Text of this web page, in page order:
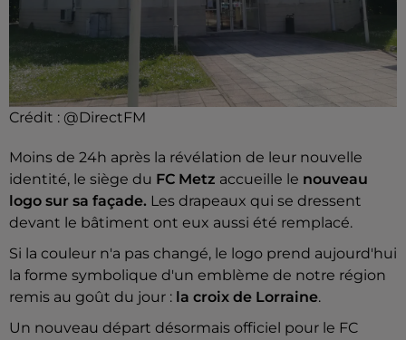
Crédit : @DirectFM
Moins de 24h après la révélation de leur nouvelle
identité, le siège du FC Metz accueille le nouveau
logo sur sa façade. Les drapeaux qui se dressent
devant le bâtiment ont eux aussi été remplacé.
Si la couleur n'a pas changé, le logo prend aujourd'hui
la forme symbolique d'un emblème de notre région
remis au goût du jour : la croix de Lorraine.
Un nouveau départ désormais officiel pour le FC